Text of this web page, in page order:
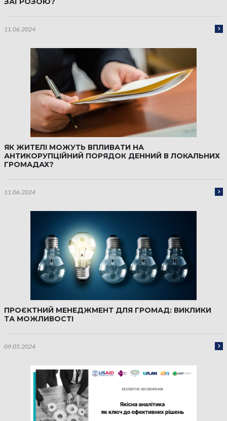
11.06.2024
ЯК ЖИТЕЛІ МОЖУТЬ ВПЛИВАТИ НА
АНТИКОРУПЦІЙНИЙ ПОРЯДОК ДЕННИЙ В ЛОКАЛЬНИХ
ГРОМАДАХ?
11.06.2024
ПРОЄКТНИЙ МЕНЕДЖМЕНТ ДЛЯ ГРОМАД: ВИКЛИКИ
ТА МОЖЛИВОСТІ
09.05.2024